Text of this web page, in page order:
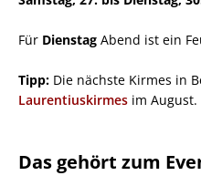
Für Dienstag Abend ist ein
Tipp: Die nächste Kirmes in
Laurentiuskirmes im August.
Das gehört zum